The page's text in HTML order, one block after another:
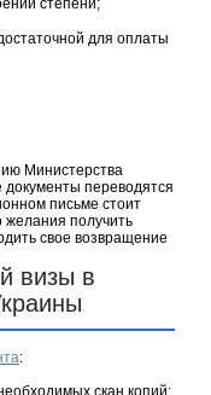
степени;
для оплаты
Министерства
документы переводятся
письме стоит
желания получить
свое возвращение
визы в
: